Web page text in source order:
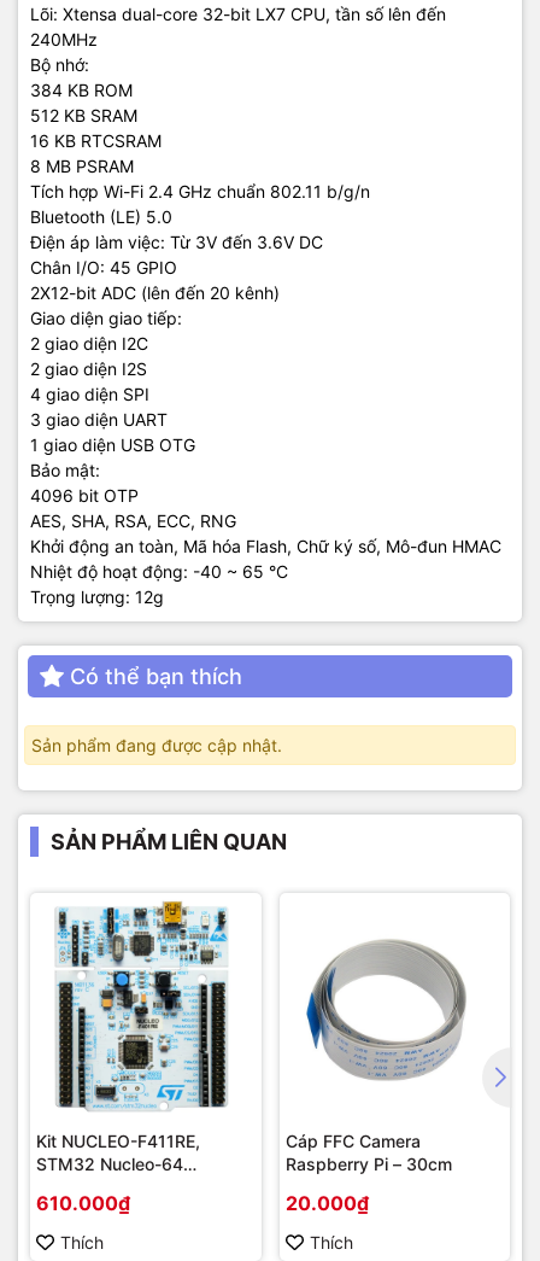
Lõi: Xtensa dual-core 32-bit LX7 CPU, tần số lên đến
240MHz
Bộ nhớ:
384 KB ROM
512 KB SRAM
16 KB RTCSRAM
8 MB PSRAM
Tích hợp Wi-Fi 2.4 GHz chuẩn 802.11 b/g/n
Bluetooth (LE) 5.0
Điện áp làm việc: Từ 3V đến 3.6V DC
Chân I/O: 45 GPIO
2X12-bit ADC (lên đến 20 kênh)
Giao diện giao tiếp:
2 giao diện I2C
2 giao diện I2S
4 giao diện SPI
3 giao diện UART
1 giao diện USB OTG
Bảo mật:
4096 bit OTP
AES, SHA, RSA, ECC, RNG
Khởi động an toàn, Mã hóa Flash, Chữ ký số, Mô-đun HMAC
Nhiệt độ hoạt động: -40 ~ 65 °C
Trọng lượng: 12g
Có thể bạn thích
Sản phẩm đang được cập nhật.
SẢN PHẨM LIÊN QUAN
Kit NUCLEO-F411RE,
STM32 Nucleo-64
610.000₫
Thích
Cáp FFC Camera
Raspberry Pi – 30cm
20.000₫
Thích